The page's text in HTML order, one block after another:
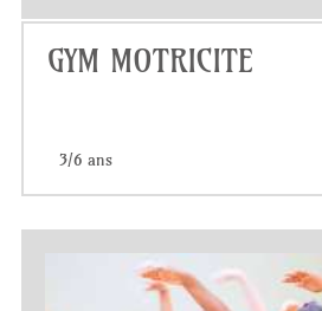
GYM MOTRICITE
3/6 ans